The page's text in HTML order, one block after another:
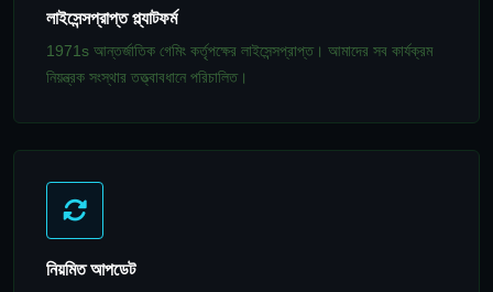
লাইসেন্সপ্রাপ্ত প্ল্যাটফর্ম
1971s আন্তর্জাতিক গেমিং কর্তৃপক্ষের লাইসেন্সপ্রাপ্ত। আমাদের সব কার্যক্রম
নিয়ন্ত্রক সংস্থার তত্ত্বাবধানে পরিচালিত।
নিয়মিত আপডেট